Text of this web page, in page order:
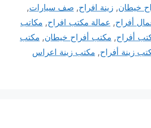
خيطان, زينة افراح, صف سيارات,
أفراح, عمالة مكتب افراح, مكاتب
أفراح, مكتب أفراح خيطان, مكتب
زينة أفراح, مكتب زينة اعراس